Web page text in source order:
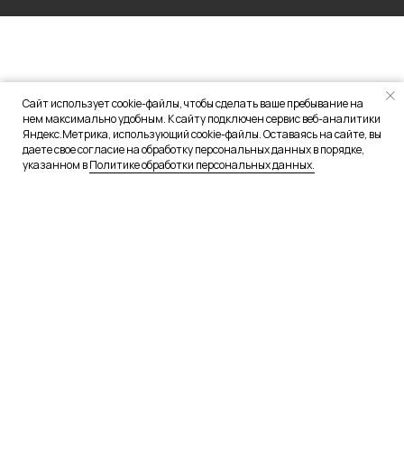
Сайт использует cookie-файлы, чтобы сделать ваше пребывание на
нем максимально удобным. К сайту подключен сервис веб-аналитики
Яндекс.Метрика, использующий cookie-файлы. Оставаясь на сайте, вы
даете свое согласие на обработку персональных данных в порядке,
указанном вПолитике обработки персональных данных.